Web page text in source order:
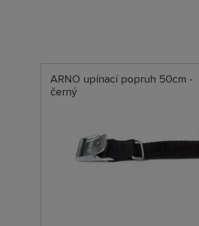
ARNO upínací popruh 50cm -
černý